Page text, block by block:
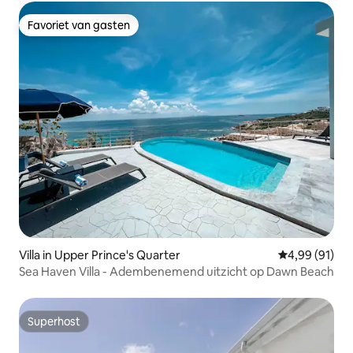
Favoriet van gasten
Favoriet van gasten
Villa in Upper Prince's Quarter Gemiddelde
4,99 (91)
Sea Haven Villa - Adembenemend uitzicht op Dawn Beach
Superhost
Superhost